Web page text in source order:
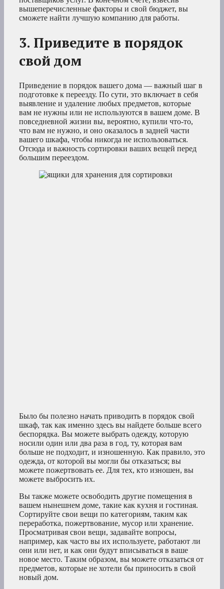
вышеперечисленные факторы и свой бюджет, вы
сможете найти лучшую компанию для работы.
3. Приведите в порядок
свой дом
Приведение в порядок вашего дома — важный шаг в
подготовке к переезду. По сути, это включает в себя
выявление и удаление любых предметов, которые
вам не нужны или не используются в вашем доме. В
повседневной жизни вы, вероятно, купили что-то,
что вам не нужно, и оно оказалось в задней части
вашего шкафа, чтобы никогда не использоваться.
Отсюда и важность сортировки ваших вещей перед
большим переездом.
Было бы полезно начать приводить в порядок свой
шкаф, так как именно здесь вы найдете больше всего
беспорядка. Вы можете выбрать одежду, которую
носили один или два раза в год, ту, которая вам
больше не подходит, и изношенную. Как правило, это
одежда, от которой вы могли бы отказаться; вы
можете пожертвовать ее. Для тех, кто изношен, вы
можете выбросить их.
Вы также можете освободить другие помещения в
вашем нынешнем доме, такие как кухня и гостиная.
Сортируйте свои вещи по категориям, таким как
переработка, пожертвование, мусор или хранение.
Просматривая свои вещи, задавайте вопросы,
например, как часто вы их используете, работают ли
они или нет, и как они будут вписываться в ваше
новое место. Таким образом, вы можете отказаться от
предметов, которые не хотели бы приносить в свой
новый дом.